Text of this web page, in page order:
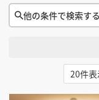
店舗設計施工.com
掲載希望のデザイン
他の条件で検索する